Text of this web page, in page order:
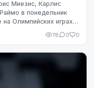
Миезис, Карлис
в понедельник
Олимпийских играх в
78 0 0